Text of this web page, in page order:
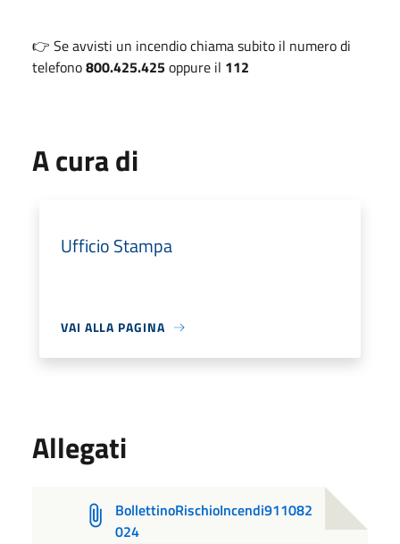
👉 Se avvisti un incendio chiama subito il numero di
telefono800.425.425oppure il 112
A cura di
Ufficio Stampa
VAI ALLA PAGINA
Allegati
BollettinoRischioIncendi911082
024